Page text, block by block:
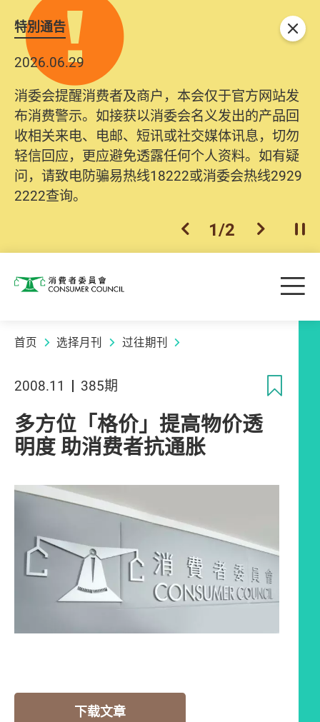
特別通告
2026.06.29
消委会提醒消费者及商户，本会仅于官方网站发
布消费警示。如接获以消委会名义发出的产品回
收相关来电、电邮、短讯或社交媒体讯息，切勿
轻信回应，更应避免透露任何个人资料。如有疑
问，请致电防骗易热线18222或消委会热线2929
2222查询。
上一个
1/2 下一个开
关闭
消费者委员会 目
首页 选择月刊 过往期刊
2008.11 385期
多方位「格价」提高物价透
明度 助消费者抗通胀
下载文章